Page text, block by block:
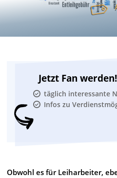
Jetzt Fan werden!
täglich interessante
Infos zu
Obwohl es für Leiharbeiter,